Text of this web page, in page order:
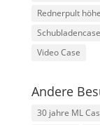
Rednerpult
Schubladencase
Video Case
Andere
30 jahre ML